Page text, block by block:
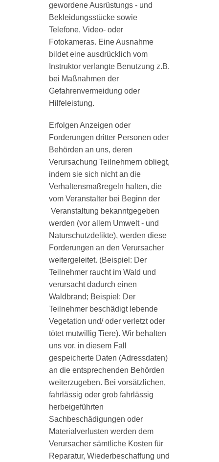
gewordene Ausrüstungs - und
Bekleidungsstücke sowie
Telefone, Video- oder
Fotokameras. Eine Ausnahme
bildet eine ausdrücklich vom
Instruktor verlangte Benutzung z.B.
bei Maßnahmen der
Gefahrenvermeidung oder
Hilfeleistung.
Erfolgen Anzeigen oder
Forderungen dritter Personen oder
Behörden an uns, deren
Verursachung Teilnehmern obliegt,
indem sie sich nicht an die
Verhaltensmaßregeln halten, die
vom Veranstalter bei Beginn der
Veranstaltung bekanntgegeben
werden (vor allem Umwelt - und
Naturschutzdelikte), werden diese
Forderungen an den Verursacher
weitergeleitet. (Beispiel: Der
Teilnehmer raucht im Wald und
verursacht dadurch einen
Waldbrand; Beispiel: Der
Teilnehmer beschädigt lebende
Vegetation und/ oder verletzt oder
tötet mutwillig Tiere). Wir behalten
uns vor, in diesem Fall
gespeicherte Daten (Adressdaten)
an die entsprechenden Behörden
weiterzugeben. Bei vorsätzlichen,
fahrlässig oder grob fahrlässig
herbeigeführten
Sachbeschädigungen oder
Materialverlusten werden dem
Verursacher sämtliche Kosten für
Reparatur, Wiederbeschaffung und